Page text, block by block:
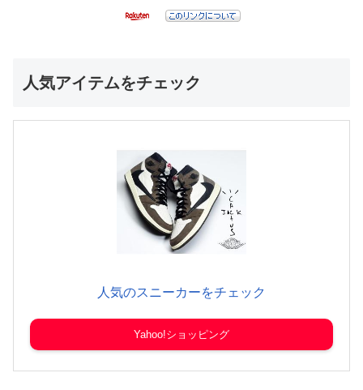
人気アイテムをチェック
人気のスニーカーをチェック
Yahoo!ショッピング